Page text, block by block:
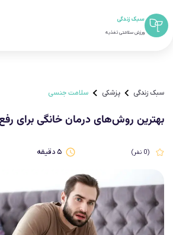
سبک زندگی
ورزش سلامتی تغذیه
سبک زندگی پزشکی سلامت جنسی
بهترین روش‌های درمان خانگی برای
(
0 نفر) ۵دقیقه